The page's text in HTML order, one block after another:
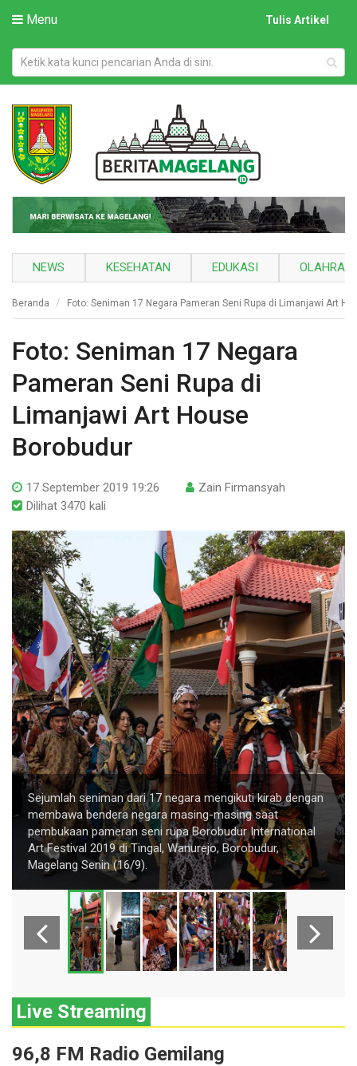
Menu Tulis Artikel
NEWS KESEHATAN EDUKASI
Beranda Foto: Seniman 17 Negara Pameran Seni Rupa di Limanjawi Art
Foto: Seniman 17 Negara
Pameran Seni Rupa di
Limanjawi Art House
Borobudur
17 September 2019 19:26
Zain Firmansyah
Dilihat 3470 kali
Sejumlah seniman dari 17 negara mengikuti kirab dengan
membawa bendera negara masing-masing saat
pembukaan pameran seni rupa Borobudur International
Art Festival 2019 di Tingal, Wanurejo, Borobudur,
Magelang Senin (16/9).
Live Streaming
96,8 FM Radio Gemilang